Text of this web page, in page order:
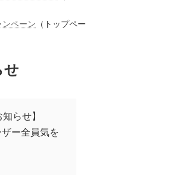
ンペーン （トップペー
せ
知らせ】
ー全員気を